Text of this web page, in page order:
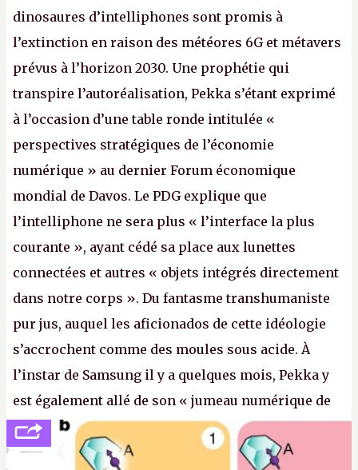
dinosaures d’intelliphones sont promis à
l’extinction en raison des météores 6G et métavers
prévus à l’horizon 2030. Une prophétie qui
transpire l’autoréalisation, Pekka s’étant exprimé
à l’occasion d’une table ronde intitulée «
perspectives stratégiques de l’économie
numérique » au dernier Forum économique
mondial de Davos. Le PDG explique que
l’intelliphone ne sera plus « l’interface la plus
courante », ayant cédé sa place aux lunettes
connectées et autres « objets intégrés directement
dans notre corps ». Du fantasme transhumaniste
pur jus, auquel les aficionados de cette idéologie
s’accrochent comme des moules sous acide. À
l’instar de Samsung il y a quelques mois, Pekka y
est également allé de son « jumeau numérique de
tout » et de l’importance des metasangsues, qu’il
considère comme «
la prochaine grande plateforme